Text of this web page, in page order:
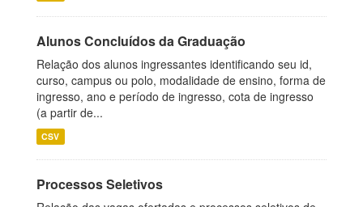
Alunos Concluídos da Graduação
Relação dos alunos ingressantes identificando seu id,
curso, campus ou polo, modalidade de ensino, forma de
ingresso, ano e período de ingresso, cota de ingresso
(a partir de...
CSV
Processos Seletivos